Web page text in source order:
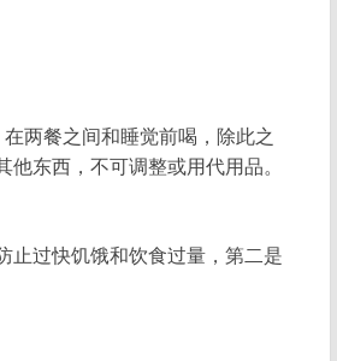
两餐之间和睡觉前喝，除此之
他东西，不可调整或用代用品。
止过快饥饿和饮食过量，第二是